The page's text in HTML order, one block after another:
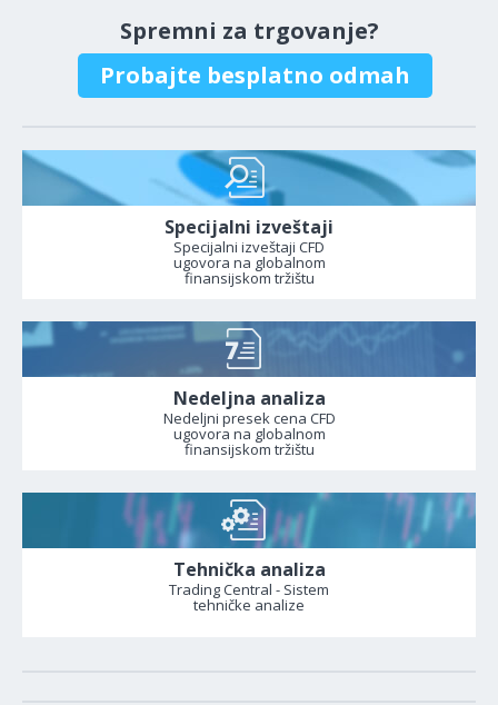
Spremni za trgovanje?
Probajte besplatno odmah
Specijalni izveštaji
Specijalni izveštaji CFD
ugovora na globalnom
finansijskom tržištu
Nedeljna analiza
Nedeljni presek cena CFD
ugovora na globalnom
finansijskom tržištu
Tehnička analiza
Trading Central - Sistem
tehničke analize